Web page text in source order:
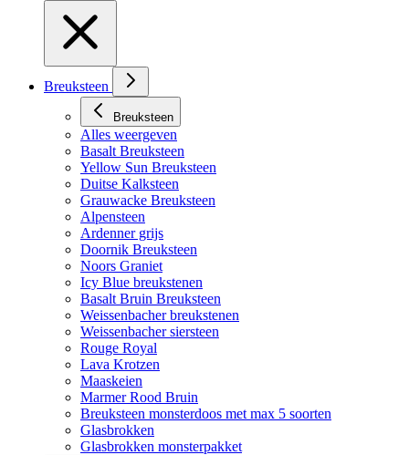
Breuksteen
Breuksteen
Alles weergeven
Basalt Breuksteen
Yellow Sun Breuksteen
Duitse Kalksteen
Grauwacke Breuksteen
Alpensteen
Ardenner grijs
Doornik Breuksteen
Noors Graniet
Icy Blue breukstenen
Basalt Bruin Breuksteen
Weissenbacher breukstenen
Weissenbacher siersteen
Rouge Royal
Lava Krotzen
Maaskeien
Marmer Rood Bruin
Breuksteen monsterdoos met max 5 soorten
Glasbrokken
Glasbrokken monsterpakket